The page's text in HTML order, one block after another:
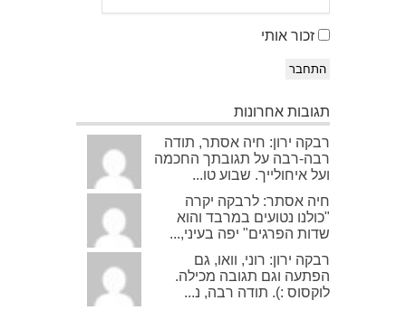
זכור אותי
התחבר
תגובות אחרונות
רבקה ירון: חיה אסתר, תודה
רבה-רבה על תגובתך החכמה
ועל איחולייך. שבוע טו...
חיה אסתר: לרבקה יקרה
"כולנו נטועים במרבד והוא
שדות הפרגים" יפה בעיני,...
רבקה ירון: רוני, וואו, גם
הפתעה וגם תגובה מכילה.
לוקסוס :). תודה רבה, נ...